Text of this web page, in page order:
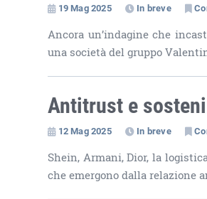
19 Mag 2025 In breve
Ancora un’indagine che
una società del gruppo
Antitrust e
12 Mag 2025 In breve
Shein, Armani, Dior, la
che emergono dalla relazione